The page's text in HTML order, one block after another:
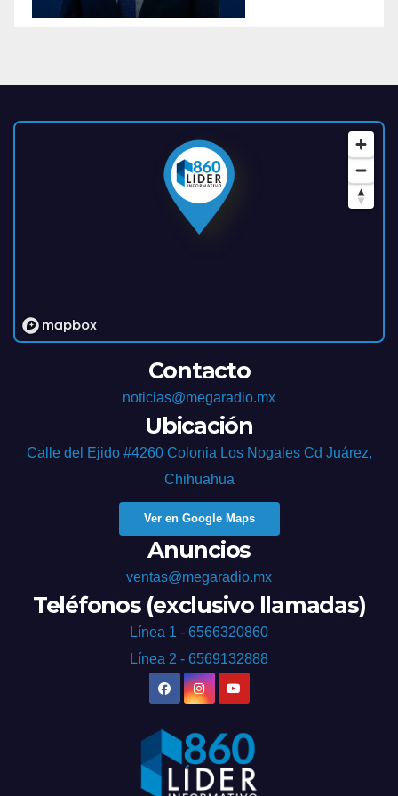
Contacto
noticias@megaradio.mx
Ubicación
Calle del Ejido #4260 Colonia Los Nogales Cd Juárez,
Chihuahua
Ver en Google Maps
Anuncios
ventas@megaradio.mx
Teléfonos (exclusivo llamadas)
Línea 1 - 6566320860
Línea 2 - 6569132888